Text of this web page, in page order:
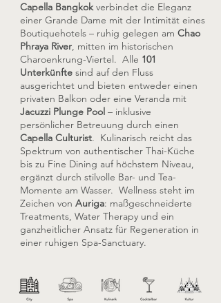
Capella Bangkokverbindet die Eleganz
einer Grande Dame mit der Intimität eines
Boutiquehotels – ruhig gelegen am Chao
Phraya River, mitten im historischen
Charoenkrung-Viertel. Alle 101
Unterkünfte sind auf den Fluss
ausgerichtet und bieten entweder einen
privaten Balkon oder eine Veranda mit
Jacuzzi Plunge Pool – inklusive
persönlicher Betreuung durch einen
Capella Culturist. Kulinarisch reicht das
Spektrum von authentischer Thai-Küche
bis zu Fine Dining auf höchstem Niveau,
ergänzt durch stilvolle Bar- und Tea-
Momente am Wasser. Wellness steht im
Zeichen von Auriga: maßgeschneiderte
Treatments, Water Therapy und ein
ganzheitlicher Ansatz für Regeneration in
einer ruhigen Spa-Sanctuary.